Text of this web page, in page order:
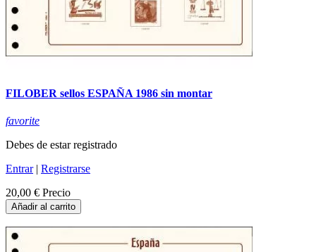
FILOBER sellos ESPAÑA 1986 sin montar
favorite
Debes de estar registrado
Entrar| Registrarse
20,00 € Precio
Añadir al carrito